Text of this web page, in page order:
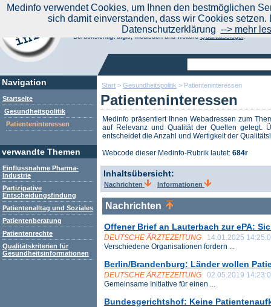
Start > Gesundheitspolitik > Patienteninteressen
Patienteninteressen
Medinfo präsentiert Ihnen Webadressen zum
auf Relevanz und Qualität der Quellen gelegt.
entscheidet die Anzahl und Wertigkeit der
Webcode dieser Medinfo-Rubrik lautet: 684r
Inhaltsübersicht:
Nachrichten Informationen
Nachrichten
Offener Brief an Lauterbach zur ePA:
DEUTSCHE ÄRZTEZEITUNG
14.01.2025
Verschiedene Organisationen fordern ...
Berlin/Brandenburg: Länder wollen
DEUTSCHE ÄRZTEZEITUNG
02.05.2019
Gemeinsame Initiative für einen ...
Bundesgerichtshof: Keine
Navigation
Startseite
Gesundheitspolitik
Patienteninteressen
verwandte Themen
Einflussnahme Pharma-
Industrie
Partizipative
Entscheidungsfindung
Patientenalltag und Soziales
Patientenberatung
Patientenrechte
Qualitätskriterien für
Gesundheitsinformationen
Aktuelle Nachrichten|
Suchen Sie noch oder Finden Sie schon?
Medinfo.de - Meta-Portal für Gesundheitsthemen
Berücksichtigt afgis, Medisuch und weitereQualitätssiegel.
Medinfo verwendet Cookies, um Ihnen den bestmöglichen
sich damit einverstanden, dass wir Cookies
Datenschutzerklärung --> mehr